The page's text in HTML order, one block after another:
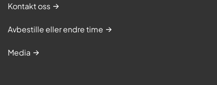
Kontakt oss
Avbestille eller endre time
Media